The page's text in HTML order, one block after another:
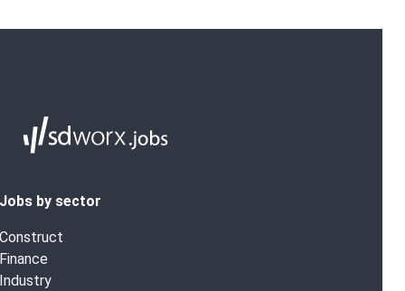
Jobs by sector
Construct
Finance
Industry